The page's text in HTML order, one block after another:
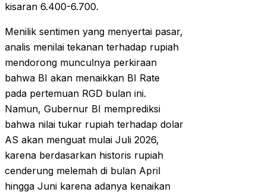
kisaran 6.400-6.700.
Menilik sentimen yang menyertai pasar,
analis menilai tekanan terhadap rupiah
mendorong munculnya perkiraan
bahwa BI akan menaikkan BI Rate
pada pertemuan RGD bulan ini.
Namun, Gubernur BI memprediksi
bahwa nilai tukar rupiah terhadap dolar
AS akan menguat mulai Juli 2026,
karena berdasarkan historis rupiah
cenderung melemah di bulan April
hingga Juni karena adanya kenaikan